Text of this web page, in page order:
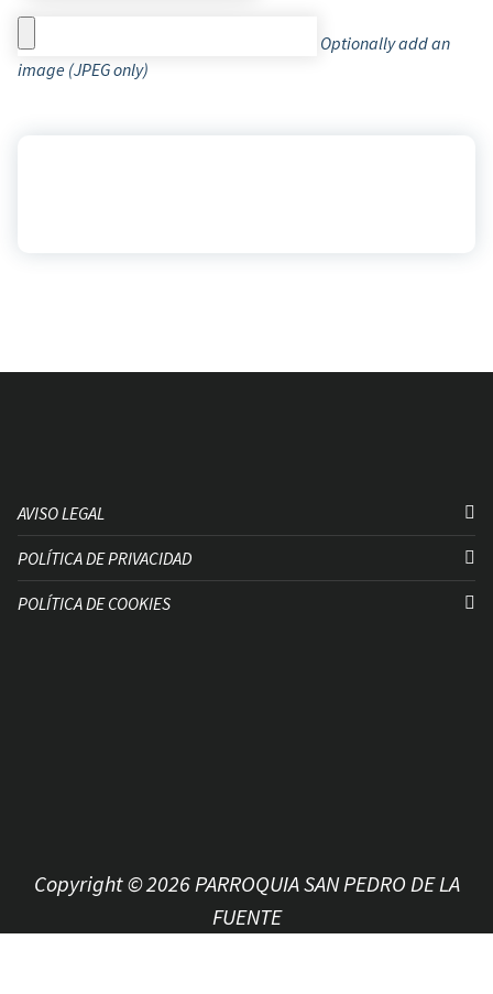
Optionally add an
image (JPEG only)
AVISO LEGAL
POLÍTICA DE PRIVACIDAD
POLÍTICA DE COOKIES
Copyright © 2026 PARROQUIA SAN PEDRO DE LA
FUENTE